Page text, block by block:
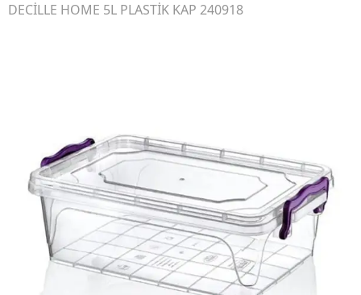
DECİLLE HOME 5L PLASTİK KAP 240918